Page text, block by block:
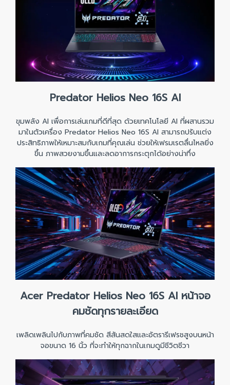
Predator Helios Neo 16S AI
ขุมพลัง AI เพื่อการเล่นเกมที่ดีที่สุด ด้วยเทคโนโลยี AI ที่ผสานรวม
มาในตัวเครื่อง Predator Helios Neo 16S AI สามารถปรับแต่ง
ประสิทธิภาพให้เหมาะสมกับเกมที่คุณเล่น ช่วยให้เฟรมเรตลื่นไหลยิ่ง
ขึ้น ภาพสวยงามขึ้นและลดอาการกระตุกได้อย่างน่าทึ่ง
Acer Predator Helios Neo 16S AI หน้าจอ
คมชัดทุกรายละเอียด
เพลิดเพลินไปกับภาพที่คมชัด สีสันสดใสและอัตรารีเฟรชสูงบนหน้า
จอขนาด 16 นิ้ว ที่จะทำให้ทุกฉากในเกมดูมีชีวิตชีวา